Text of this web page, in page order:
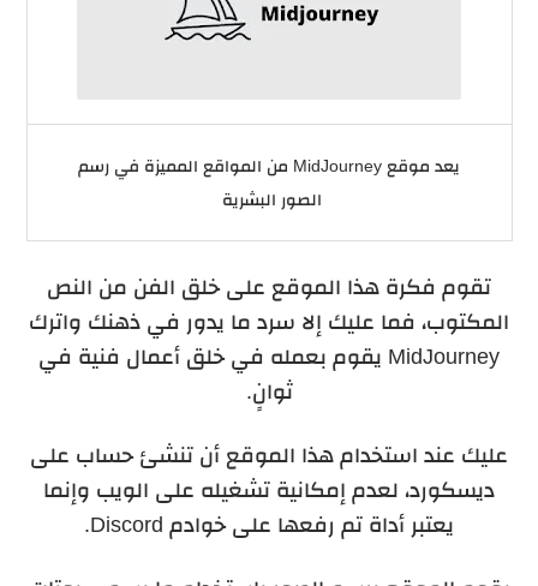
يعد موقع MidJourney من المواقع المميزة في رسم
الصور البشرية
تقوم فكرة هذا الموقع على خلق الفن من النص
المكتوب، فما عليك إلا سرد ما يدور في ذهنك واترك
MidJourney يقوم بعمله في خلق أعمال فنية في
ثوانٍ.
عليك عند استخدام هذا الموقع أن تنشئ حساب على
ديسكورد، لعدم إمكانية تشغيله على الويب وإنما
يعتبر أداة تم رفعها على خوادم Discord
.